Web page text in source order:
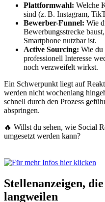
Plattformwahl: Welche
sind (z. B. Instagram,
Bewerber-Funnel: Wie
Bewerbungsstrecke
Smartphone nutzbar ist.
Active Sourcing: Wie du
professionell Interesse
noch verzweifelt wirkst.
Ein Schwerpunkt liegt auf
werden nicht wochenlang
schnell durch den Prozess
abspringen.
🔥 Willst du sehen, wie Social
umgesetzt werden kann?
Stellenanzeigen,
langweilen